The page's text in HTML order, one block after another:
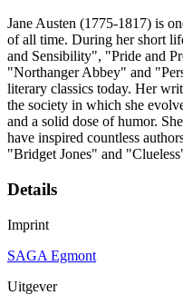
Jane Austen (1775-1817) is
of all time. During her short
and Sensibility", "Pride and
"Northanger Abbey" and
literary classics today. Her
the society in which she
and a solid dose of humor.
have inspired countless
"Bridget Jones" and
Details
Imprint
SAGA Egmont
Uitgever